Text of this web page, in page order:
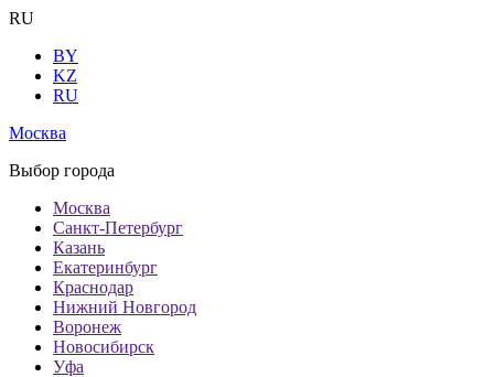
RU
BY
KZ
RU
Москва
Выбор города
Москва
Санкт-Петербург
Казань
Екатеринбург
Краснодар
Нижний Новгород
Воронеж
Новосибирск
Уфа